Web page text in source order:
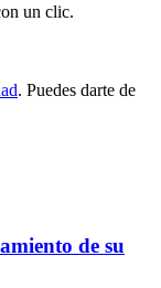
un clic.
. Puedes darte de
de su